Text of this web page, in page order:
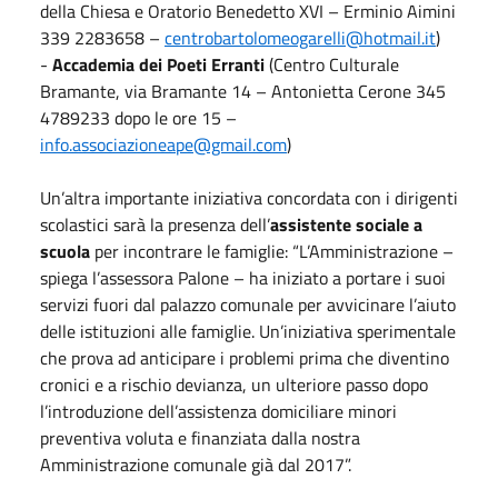
della Chiesa e Oratorio Benedetto XVI – Erminio Aimini
339 2283658 – centrobartolomeogarelli@hotmail.it)
- Accademia dei Poeti Erranti(Centro Culturale
Bramante, via Bramante 14 – Antonietta Cerone 345
4789233 dopo le ore 15 –
info.associazioneape@gmail.com)
Un’altra importante iniziativa concordata con i dirigenti
scolastici sarà la presenza dell’assistente sociale a
scuola per incontrare le famiglie: “L’Amministrazione –
spiega l’assessora Palone – ha iniziato a portare i suoi
servizi fuori dal palazzo comunale per avvicinare l’aiuto
delle istituzioni alle famiglie. Un’iniziativa sperimentale
che prova ad anticipare i problemi prima che diventino
cronici e a rischio devianza, un ulteriore passo dopo
l’introduzione dell’assistenza domiciliare minori
preventiva voluta e finanziata dalla nostra
Amministrazione comunale già dal 2017”.